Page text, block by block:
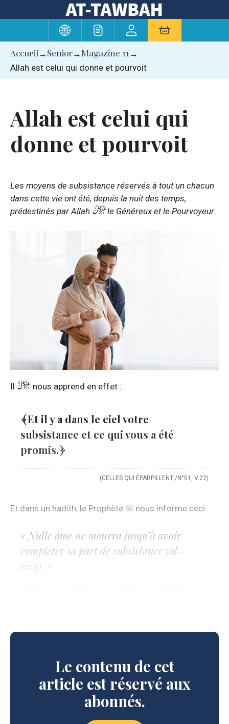
au
Accueil → Senior→ Magazine 11 →
Allah est celui qui donne et pourvoit
Allah est celui qui
donne et pourvoit
Les moyens de subsistance réservés à tout un chacun
dans cette vie ont été, depuis la nuit des temps,
prédestinés par Allah
le Généreux et le Pourvoyeur.
Il nous apprend en effet :
Et il y a dans le ciel votre
subsistance et ce qui vous a été
promis.
(CELLES QUI ÉPARPILLENT /N°51, V.22)
Et dans un hadith, le Prophète nous informe ceci :
« Nulle âme ne mourra jusqu’à avoir
compléter sa part de subsistance (al-
rizq). »
Le contenu de cet
article est réservé aux
abonnés.